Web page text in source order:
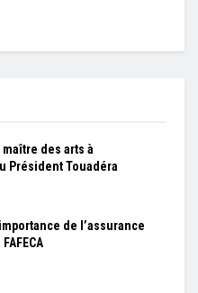
des arts à
Président Touadéra
de l’assurance